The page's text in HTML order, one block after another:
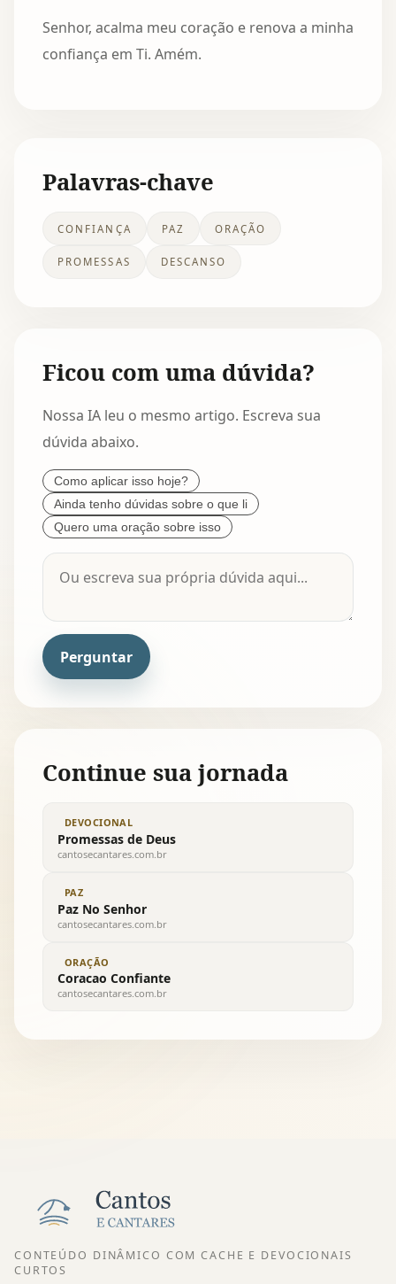
Senhor, acalma meu coração e renova a minha
confiança em Ti. Amém.
Palavras-chave
CONFIANÇA PAZ ORAÇÃO
PROMESSAS DESCANSO
Ficou com uma dúvida?
Nossa IA leu o mesmo artigo. Escreva sua
dúvida abaixo.
Como aplicar isso hoje?
Ainda tenho dúvidas sobre o que li
Quero uma oração sobre isso
Perguntar
Continue sua jornada
DEVOCIONAL
Promessas de Deus
cantosecantares.com.br
PAZ
Paz No Senhor
cantosecantares.com.br
ORAÇÃO
Coracao Confiante
cantosecantares.com.br
CONTEÚDO DINÂMICO COM CACHE E DEVOCIONAIS
CURTOS